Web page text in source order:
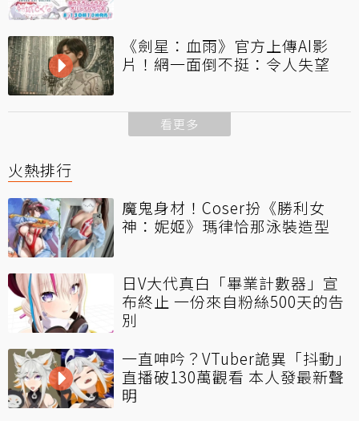
《劍星：血雨》官方上傳AI影
片！網一面倒不挺：令人失望
看更多
火熱排行
魔鬼身材！Coser扮《勝利女
神：妮姬》瑪律恰那泳裝造型
日V大代真白「畢業計數器」宣
布終止 一份來自粉絲500天的告
別
一直呻吟？VTuber詭異「抖動」
直播破130萬觀看 本人發最新聲
明